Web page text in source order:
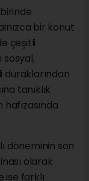
bir konut
çeşitli
sosyal,
duraklarından
tanıklık
döneminin son
olarak
ise farklı